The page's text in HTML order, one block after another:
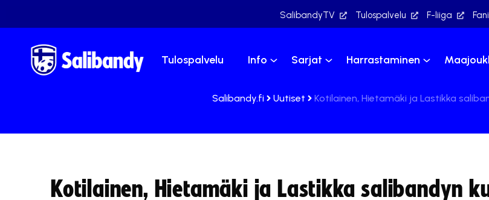
SalibandyTV Tulospalvelu F-liiga
Tulospalvelu Info Sarjat Harrastaminen
Salibandy.fi Uutiset Kotilainen, Hietamäki ja Lastikka
Kotilainen, Hietamäki ja Lastikka salibandyn